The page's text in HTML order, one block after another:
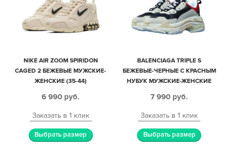
NIKE AIR ZOOM SPIRIDON
CAGED 2 БЕЖЕВЫЕ МУЖСКИЕ-
ЖЕНСКИЕ (35-44)
6 990 руб.
Заказать в 1 клик
Выбрать размер
BALENCIAGA TRIPLE S
БЕЖЕВЫЕ-ЧЕРНЫЕ С КРАСНЫМ
НУБУК МУЖСКИЕ-ЖЕНСКИЕ
7 990 руб.
Заказать в 1 клик
Выбрать размер